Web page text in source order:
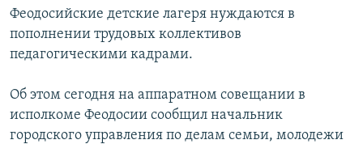
поискуИНФОГРАФИКА
ТЕЛЕПРОЕКТ КРЫМ.РЕАЛИИ
ПРОПАВШИЕ БЕЗ ВЕСТИ
ПОБЕДИТЕЛЕЙ НЕ СУДЯТ?
КАК ОБОЙТИ БЛОКИРОВКУ
Українською
Qırımtatar
ПРИСОЕДИНЯЙТЕСЬ!
Феодосийские детские лагеря нуждаются в
пополнении трудовых коллективов
педагогическими кадрами.
Об этом сегодня на аппаратном совещании в
исполкоме Феодосии сообщил начальник
городского управления по делам семьи, молодежи